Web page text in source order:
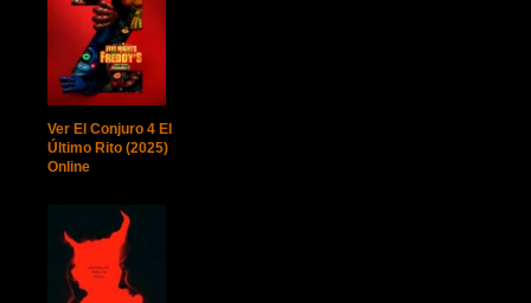
Ver El Conjuro 4 El
Último Rito (2025)
Online